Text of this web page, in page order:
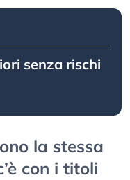
senza rischi
la stessa
con i titoli